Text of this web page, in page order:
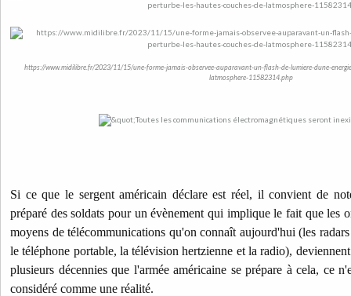
https://www.midilibre.fr/2023/11/15/une-forme-jamais-observee-auparavant-un-flash-de-lumiere-dune-
latmosphere-11582314.php
Si ce que le sergent américain déclare est réel, il convient de
préparé des soldats pour un évènement qui implique le fait que les
moyens de télécommunications qu'on connaît aujourd'hui (les
le téléphone portable, la télévision hertzienne et la radio),
plusieurs décennies que l'armée américaine se prépare à cela, ce
considéré comme une réalité.